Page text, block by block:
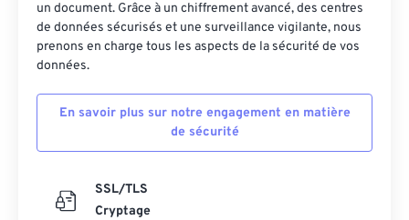
un document. Grâce à un chiffrement avancé, des centres
de données sécurisés et une surveillance vigilante, nous
prenons en charge tous les aspects de la sécurité de vos
données.
En savoir plus sur notre engagement en matière
de sécurité
SSL/TLS
Cryptage